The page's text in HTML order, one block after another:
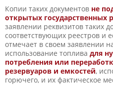
Копии таких документов не
открытых государственных
заявлении реквизитов таких
соответствующих реестров и
отмечает в своем заявлении
использование топлива для
потребления или
резервуаров и емкостей,
горючего, и их фактическое